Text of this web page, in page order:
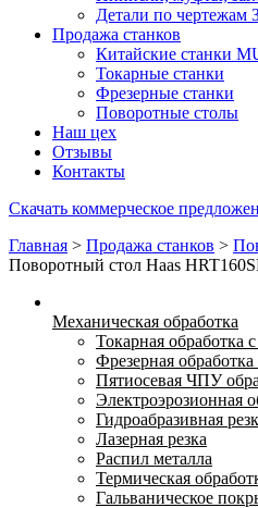
Детали по чертежам
Продажа станков
Китайские станки
Токарные станки
Фрезерные станки
Поворотные столы
Наш цех
Отзывы
Контакты
Скачать коммерческое
Главная > Продажа станков >
Поворотный стол Haas
Механическая обработка
Токарная обработка
Фрезерная
Пятиосевая ЧПУ
Электроэрозионная
Гидроабразивная
Лазерная резка
Распил металла
Термическая
Гальваническое